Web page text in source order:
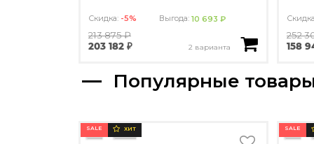
Скидка: -5% Выгода:10 693 ₽
213 875 ₽
203 182 ₽
2 варианта
252
158
Популярные
SALE ХИТ SALE